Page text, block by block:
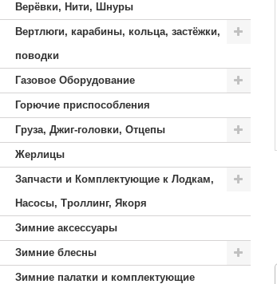
Верёвки, Нити, Шнуры
Вертлюги, карабины, кольца, застёжки,
поводки
Газовое Оборудование
Горючие приспособления
Груза, Джиг-головки, Отцепы
Жерлицы
Запчасти и Комплектующие к Лодкам,
Насосы, Троллинг, Якоря
Зимние аксессуары
Зимние блесны
Зимние палатки и комплектующие